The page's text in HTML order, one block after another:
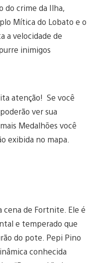
do crime da Ilha,
Mítica do Lobato e o
a velocidade de
inimigos
atenção! Se você
ver sua
Medalhões você
exibida no mapa.
cena de Fortnite. Ele é
e temperado que
do pote. Pepi Pino
conhecida